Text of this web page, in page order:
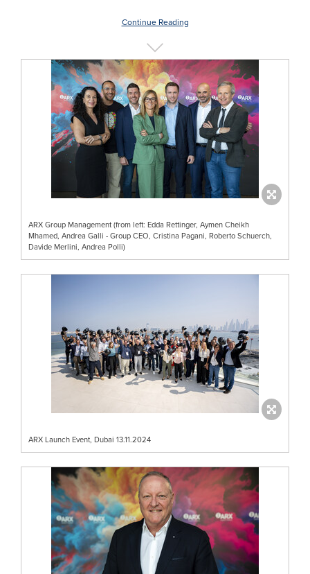
Continue Reading
ARX Group Management (from left: Edda Rettinger, Aymen Cheikh
Mhamed, Andrea Galli - Group CEO, Cristina Pagani, Roberto Schuerch,
Davide Merlini, Andrea Polli)
ARX Launch Event, Dubai 13.11.2024